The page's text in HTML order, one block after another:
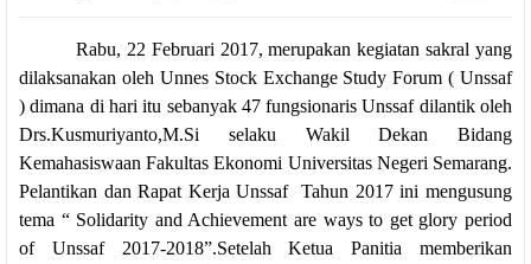
Rabu, 22 Februari 2017, merupakan kegiatan sakral yang
dilaksanakan oleh Unnes Stock Exchange Study Forum ( Unssaf
) dimana di hari itu sebanyak 47 fungsionaris Unssaf dilantik oleh
Drs.Kusmuriyanto,M.Si selaku Wakil Dekan Bidang
Kemahasiswaan Fakultas Ekonomi Universitas Negeri Semarang.
Pelantikan dan Rapat Kerja Unssaf Tahun 2017 ini mengusung
tema “ Solidarity and Achievement are ways to get glory period
of Unssaf 2017-2018”.Setelah Ketua Panitia memberikan